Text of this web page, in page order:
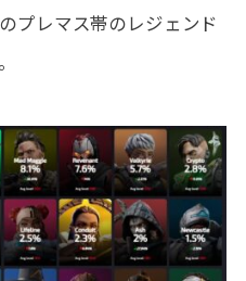
プレマス帯のレジェンド